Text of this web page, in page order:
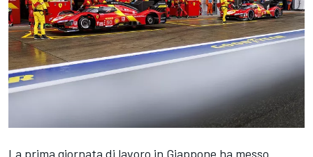
La prima giornata di lavoro in Giappone ha messo